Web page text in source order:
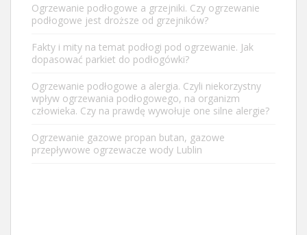
Ogrzewanie podłogowe a grzejniki. Czy ogrzewanie
podłogowe jest droższe od grzejników?
Fakty i mity na temat podłogi pod ogrzewanie. Jak
dopasować parkiet do podłogówki?
Ogrzewanie podłogowe a alergia. Czyli niekorzystny
wpływ ogrzewania podłogowego, na organizm
człowieka. Czy na prawdę wywołuje one silne alergie?
Ogrzewanie gazowe propan butan, gazowe
przepływowe ogrzewacze wody Lublin